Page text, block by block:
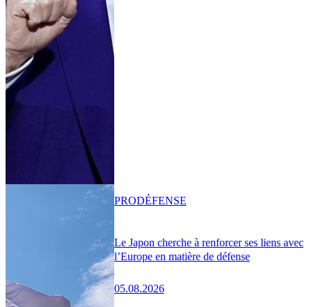
Le Japon cherche à renforcer ses liens avec
l’Europe en matière de défense
05.08.2026
PRODÉFENSE